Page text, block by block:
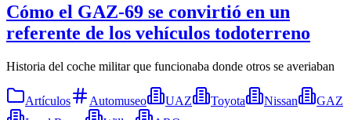
Cómo el GAZ-69 se convirtió en un
referente de los vehículos todoterreno
Historia del coche militar que funcionaba donde otros se averiaban
Artículos Automuseo UAZ Toyota Nissan
GAZ